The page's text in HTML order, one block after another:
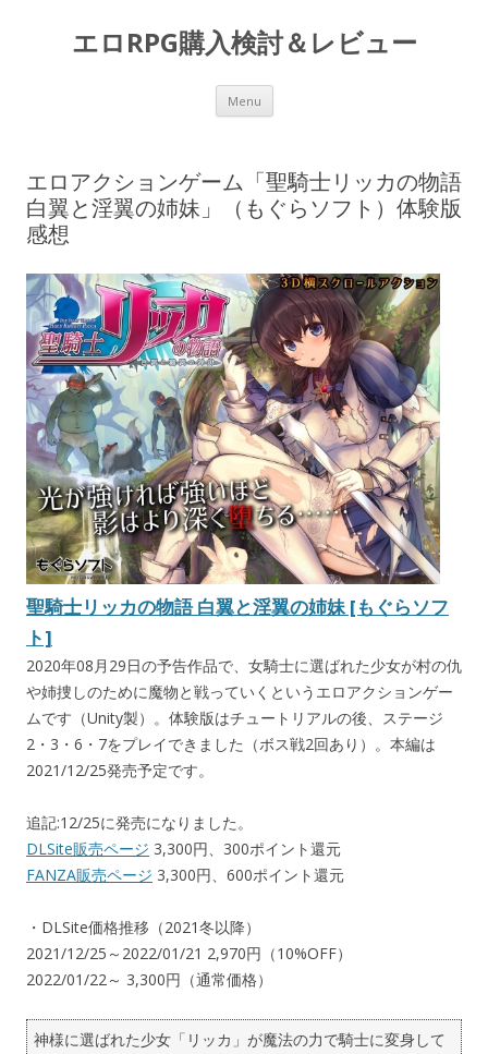
エロRPG購入検討＆レビュー
Menu Skip to content
エロアクションゲーム「聖騎士リッカの物語
白翼と淫翼の姉妹」（もぐらソフト）体験版
感想
聖騎士リッカの物語 白翼と淫翼の姉妹 [もぐらソフ
ト]
2020年08月29日の予告作品で、女騎士に選ばれた少女が村の仇
や姉捜しのために魔物と戦っていくというエロアクションゲー
ムです（Unity製）。体験版はチュートリアルの後、ステージ
2・3・6・7をプレイできました（ボス戦2回あり）。本編は
2021/12/25発売予定です。
追記:12/25に発売になりました。
DLSite販売ページ 3,300円、300ポイント還元
FANZA販売ページ 3,300円、600ポイント還元
・DLSite価格推移（2021冬以降）
2021/12/25～2022/01/21 2,970円（10%OFF）
2022/01/22～ 3,300円（通常価格）
神様に選ばれた少女「リッカ」が魔法の力で騎士に変身して